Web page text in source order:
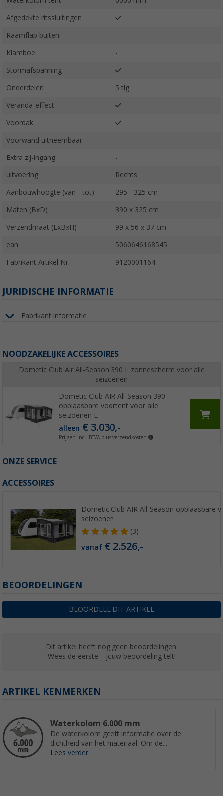
Afgedekte ritssluitingen
Raamflap buiten -
Klamboe -
Stormafspanning
Onderdelen 5 tlg
Veranda-effect
Voordak
Voorwand uitneembaar -
Extra zij-ingang -
uitvoering Rechts
Aanbouwhoogte (van - tot) 295 - 325 cm
Maten (BxD) 390 x 325 cm
Verzendmaat (LxBxH) 99 x 56 x 37 cm
ean 5060646168545
Fabrikant Artikel Nr. 9120001164
JURIDISCHE INFORMATIE
Fabrikant informatie
NOODZAKELIJKE ACCESSOIRES
Dometic Club Air All-Season 390 L zonnescherm voor alle
seizoenen
Dometic Club AIR All-Season 390
opblaasbare voortent voor alle
seizoenen L
alleen € 3.030,-
Prijzen incl. BTW, plus verzendkosten
ONZE SERVICE
ACCESSOIRES
Dometic Club AIR All-Season opblaasbare
seizoenen
(3)
vanaf € 2.526,-
BEOORDELINGEN
BEOORDEEL DIT ARTIKEL
Dit artikel heeft nog geen beoordelingen.
Wees de eerste – jouw beoordeling telt!
ARTIKEL KENMERKEN
Waterkolom 6.000 mm
De waterkolom geeft informatie over de
dichtheid van het materiaal. Om de...
Lees verder